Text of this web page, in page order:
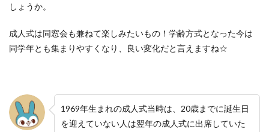
しょうか。
成人式は同窓会も兼ねて楽しみたいもの！学齢方式となった今は
同学年とも集まりやすくなり、良い変化だと言えますね☆
1969年生まれの成人式当時は、20歳までに誕生日
を迎えていない人は翌年の成人式に出席していた